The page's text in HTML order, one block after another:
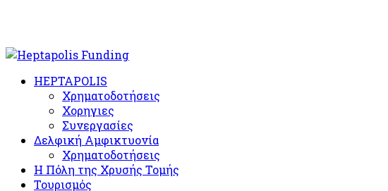
HEPTAPOLIS
Χρηματοδοτήσεις
Χορηγιες
Συνεργασίες
Δελφική Αμφικτυονία
Χρηματοδοτήσεις
Η Πόλη της Χρυσής Τομής
Τουρισμός